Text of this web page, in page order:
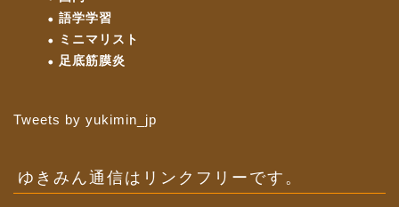
語学学習
ミニマリスト
足底筋膜炎
Tweets by yukimin_jp
ゆきみん通信はリンクフリーです。